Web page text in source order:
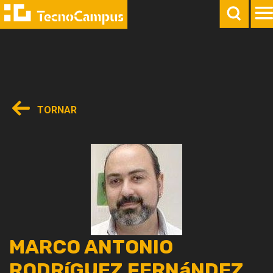
TORNAR
MARCO ANTONIO